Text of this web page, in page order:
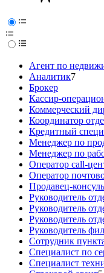
Агент по
Аналитик7
Брокер
Кассир-
Коммерческий
Координатор
Кредитный
Менеджер по
Менеджер по
Оператор call-
Оператор
Продавец-
Руководитель
Руководитель
Руководитель
Руководитель
Сотрудник
Специалист по
Специалист